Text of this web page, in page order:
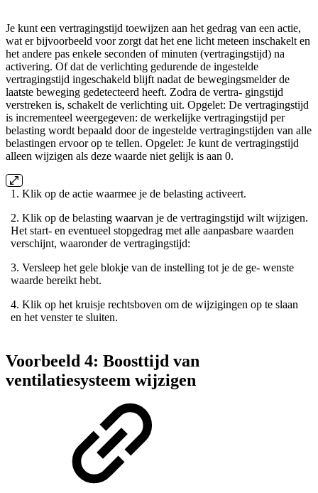
Je kunt een vertragingstijd toewijzen aan het gedrag van een actie,
wat er bijvoorbeeld voor zorgt dat het ene licht meteen inschakelt en
het andere pas enkele seconden of minuten (vertragingstijd) na
activering. Of dat de verlichting gedurende de ingestelde
vertragingstijd ingeschakeld blijft nadat de bewegingsmelder de
laatste beweging gedetecteerd heeft. Zodra de vertra- gingstijd
verstreken is, schakelt de verlichting uit. Opgelet: De vertragingstijd
is incrementeel weergegeven: de werkelijke vertragingstijd per
belasting wordt bepaald door de ingestelde vertragingstijden van alle
belastingen ervoor op te tellen. Opgelet: Je kunt de vertragingstijd
alleen wijzigen als deze waarde niet gelijk is aan 0.
1. Klik op de actie waarmee je de belasting activeert.
2. Klik op de belasting waarvan je de vertragingstijd wilt wijzigen.
Het start- en eventueel stopgedrag met alle aanpasbare waarden
verschijnt, waaronder de vertragingstijd:
3. Versleep het gele blokje van de instelling tot je de ge- wenste
waarde bereikt hebt.
4. Klik op het kruisje rechtsboven om de wijzigingen op te slaan
en het venster te sluiten.
Voorbeeld 4: Boosttijd van
ventilatiesysteem wijzigen